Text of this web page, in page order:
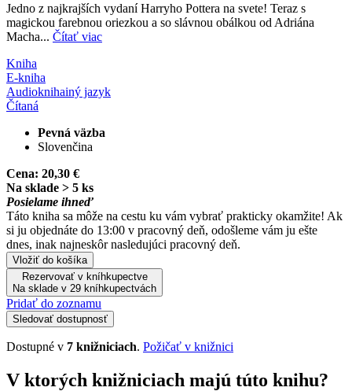
Jedno z najkrajších vydaní Harryho Pottera na svete! Teraz s
magickou farebnou oriezkou a so slávnou obálkou od Adriána
Macha... Čítať viac
Kniha
E-kniha
Audioknihainý jazyk
Čítaná
Pevná väzba
Slovenčina
Cena: 20,30 €
Na sklade > 5 ks
Posielame ihneď
Táto kniha sa môže na cestu ku vám vybrať prakticky okamžite! Ak
si ju objednáte do 13:00 v pracovný deň, odošleme vám ju ešte
dnes, inak najneskôr nasledujúci pracovný deň.
Vložiť do košíka
Rezervovať v kníhkupectve
Na sklade v 29 kníhkupectvách
Pridať do zoznamu
Sledovať dostupnosť
Dostupné v 7 knižniciach. Požičať v knižnici
V ktorých knižniciach majú túto knihu?